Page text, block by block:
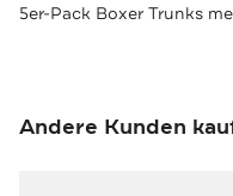
Andere Kunden